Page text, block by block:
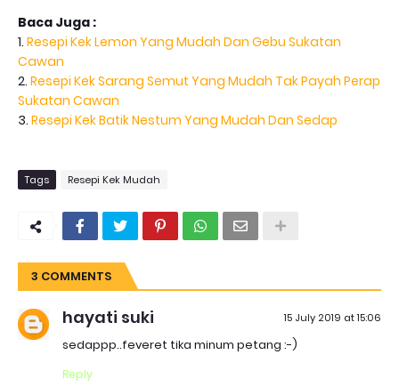
Baca Juga :
1. Resepi Kek Lemon Yang Mudah Dan Gebu Sukatan
Cawan
2. Resepi Kek Sarang Semut Yang Mudah Tak Payah Perap
Sukatan Cawan
3. Resepi Kek Batik Nestum Yang Mudah Dan Sedap
Tags Resepi Kek Mudah
3 COMMENTS
hayati suki 15 July 2019 at 15:06
sedappp..feveret tika minum petang :-)
Reply